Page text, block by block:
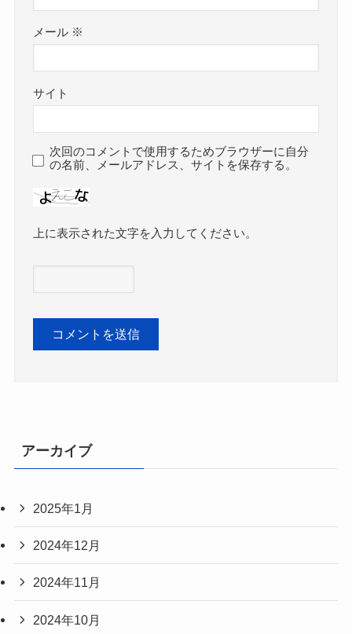
メール ※
サイト
次回のコメントで使用するためブラウザーに自分
の名前、メールアドレス、サイトを保存する。
上に表示された文字を入力してください。
アーカイブ
2025年1月
2024年12月
2024年11月
2024年10月